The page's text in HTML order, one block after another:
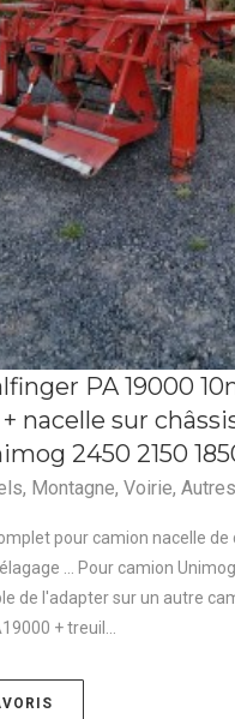
PA 19000
nacelle sur
2450 2150
, Montagne, Voirie, Autres
pour camion nacelle de
... Pour camion
de l'adapter sur un autre
+ treuil...